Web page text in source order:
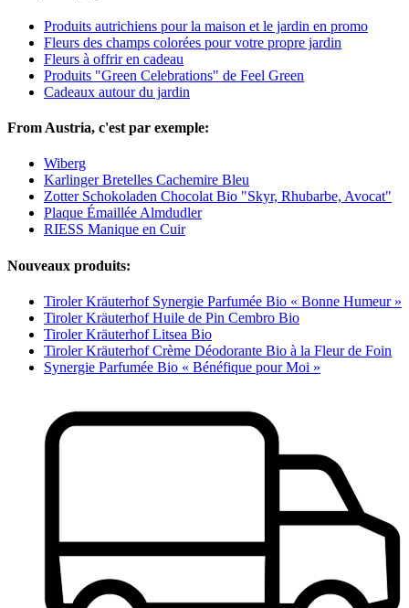
Produits autrichiens pour la maison et le jardin en promo
Fleurs des champs colorées pour votre propre jardin
Fleurs à offrir en cadeau
Produits "Green Celebrations" de Feel Green
Cadeaux autour du jardin
From Austria, c'est par exemple:
Wiberg
Karlinger Bretelles Cachemire Bleu
Zotter Schokoladen Chocolat Bio "Skyr, Rhubarbe, Avocat"
Plaque Émaillée Almdudler
RIESS Manique en Cuir
Nouveaux produits:
Tiroler Kräuterhof Synergie Parfumée Bio « Bonne Humeur »
Tiroler Kräuterhof Huile de Pin Cembro Bio
Tiroler Kräuterhof Litsea Bio
Tiroler Kräuterhof Crème Déodorante Bio à la Fleur de Foin
Synergie Parfumée Bio « Bénéfique pour Moi »